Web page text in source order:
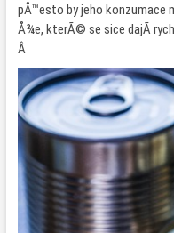
pÅ™esto by jeho
Å¾e, kterÃ© se sice dajÃ­
Â